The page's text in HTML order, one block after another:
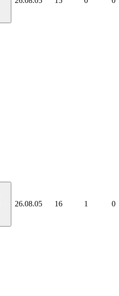
26.08.05 16 1 0